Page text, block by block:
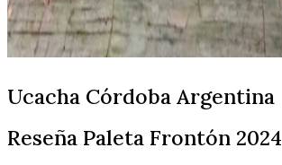
Ucacha Córdoba Argentina
Reseña Paleta Frontón 2024